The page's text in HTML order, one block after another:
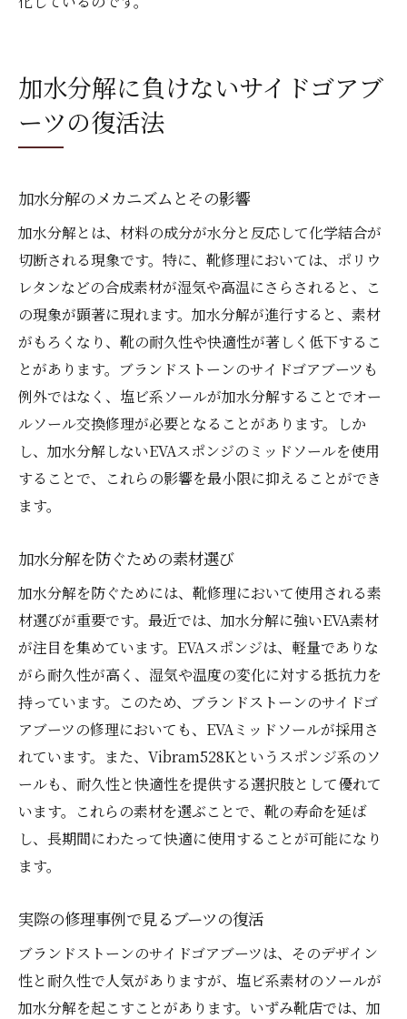
加水分解に負けないサイドゴアブ
ーツの復活法
加水分解のメカニズムとその影響
加水分解とは、材料の成分が水分と反応して化学結合が
切断される現象です。特に、靴修理においては、ポリウ
レタンなどの合成素材が湿気や高温にさらされると、こ
の現象が顕著に現れます。加水分解が進行すると、素材
がもろくなり、靴の耐久性や快適性が著しく低下するこ
とがあります。ブランドストーンのサイドゴアブーツも
例外ではなく、塩ビ系ソールが加水分解することでオー
ルソール交換修理が必要となることがあります。しか
し、加水分解しないEVAスポンジのミッドソールを使用
することで、これらの影響を最小限に抑えることができ
ます。
加水分解を防ぐための素材選び
加水分解を防ぐためには、靴修理において使用される素
材選びが重要です。最近では、加水分解に強いEVA素材
が注目を集めています。EVAスポンジは、軽量でありな
がら耐久性が高く、湿気や温度の変化に対する抵抗力を
持っています。このため、ブランドストーンのサイドゴ
アブーツの修理においても、EVAミッドソールが採用さ
れています。また、Vibram528Kというスポンジ系のソ
ールも、耐久性と快適性を提供する選択肢として優れて
います。これらの素材を選ぶことで、靴の寿命を延ば
し、長期間にわたって快適に使用することが可能になり
ます。
実際の修理事例で見るブーツの復活
ブランドストーンのサイドゴアブーツは、そのデザイン
性と耐久性で人気がありますが、塩ビ系素材のソールが
加水分解を起こすことがあります。いずみ靴店では、加